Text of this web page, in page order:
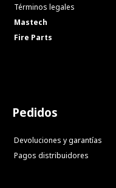
Términos legales
Mastech
Fire Parts
Pedidos
Devoluciones y garantías
Pagos distribuidores